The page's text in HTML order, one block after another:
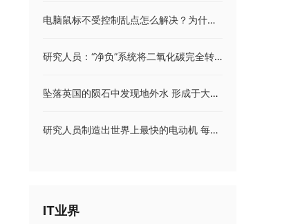
电脑鼠标不受控制乱点怎么解决？为什么鼠标在界面图标上划过就会自动选中？
研究人员：“净负”系统将二氧化碳完全转化为乙烯
坠落英国的陨石中发现地外水 形成于大约46亿年前
研究人员制造出世界上最快的电动机 每分钟十万转有望解决电动汽车续航难题
IT业界